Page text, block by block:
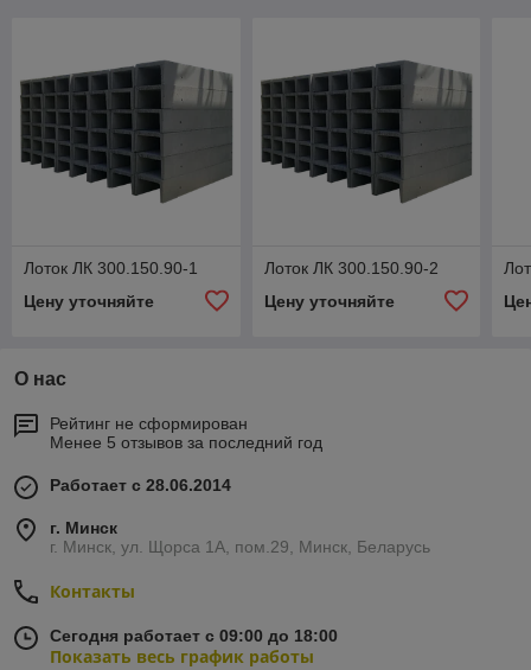
Лоток ЛК 300.150.90-1
Цену уточняйте
Лоток ЛК 300.150.90-2
Цену уточняйте
О нас
Рейтинг не сформирован
Менее 5 отзывов за последний год
Работает с 28.06.2014
г. Минск
г. Минск, ул. Щорса 1А, пом.29, Минск, Беларусь
Контакты
Сегодня работает с 09:00 до 18:00
Показать весь график работы